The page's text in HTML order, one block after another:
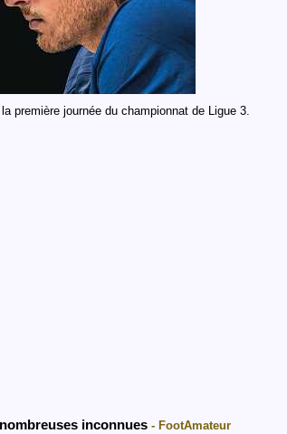
première journée du championnat de Ligue 3.
inconnues - FootAmateur